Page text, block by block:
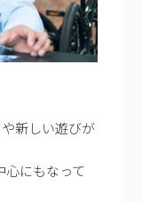
新しい遊びが
心にもなって